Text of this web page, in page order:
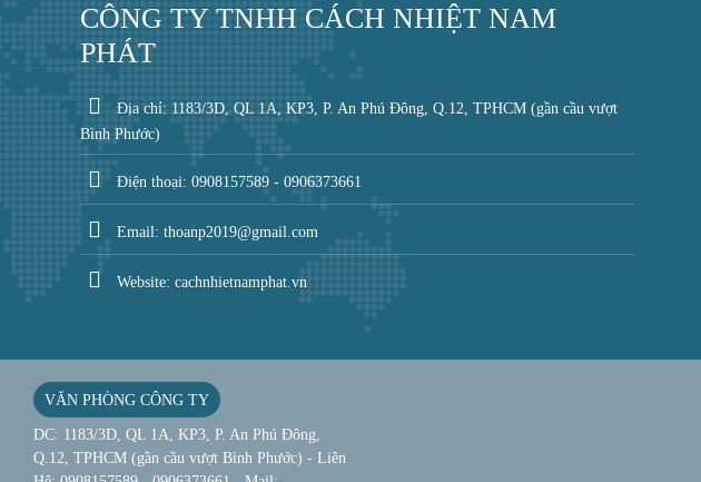
CÔNG TY TNHH CÁCH NHIỆT NAM
PHÁT
Địa chỉ: 1183/3D, QL 1A, KP3, P. An Phú Đông, Q.12, TPHCM (gần cầu vượt
Bình Phước)
Điện thoại: 0908157589 - 0906373661
Email: thoanp2019@gmail.com
Website: cachnhietnamphat.vn
VĂN PHÒNG CÔNG TY
DC: 1183/3D, QL 1A, KP3, P. An Phú Đông,
Q.12, TPHCM (gần cầu vượt Bình Phước) - Liên